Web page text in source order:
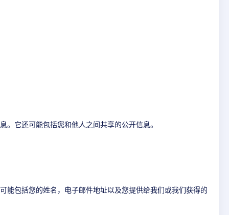
它还可能包括您和他人之间共享的公开信息。
能包括您的姓名，电子邮件地址以及您提供给我们或我们获得的